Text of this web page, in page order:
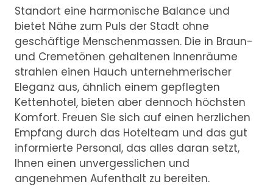
Standort eine harmonische Balance und
bietet Nähe zum Puls der Stadt ohne
geschäftige Menschenmassen. Die in Braun-
und Cremetönen gehaltenen Innenräume
strahlen einen Hauch unternehmerischer
Eleganz aus, ähnlich einem gepflegten
Kettenhotel, bieten aber dennoch höchsten
Komfort. Freuen Sie sich auf einen herzlichen
Empfang durch das Hotelteam und das gut
informierte Personal, das alles daran setzt,
Ihnen einen unvergesslichen und
angenehmen Aufenthalt zu bereiten.